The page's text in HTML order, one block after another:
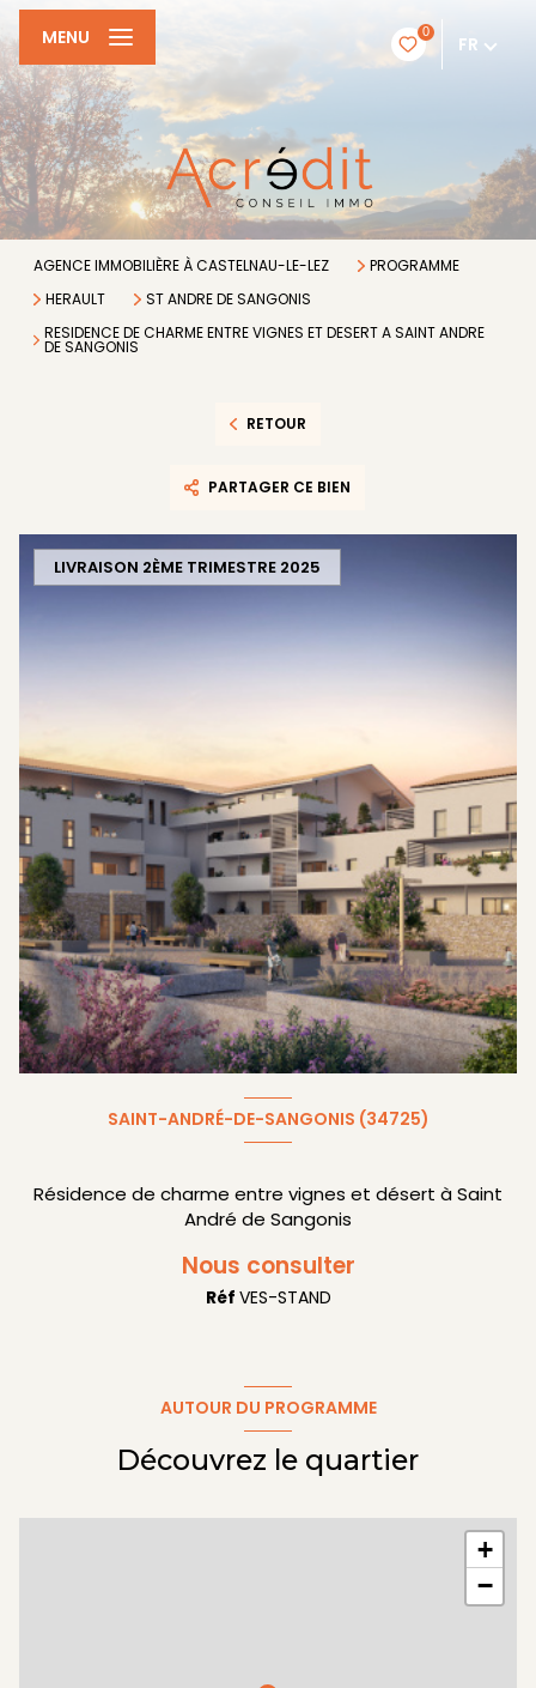
0
FR
MENU
AGENCE IMMOBILIÈRE À CASTELNAU-LE-LEZ
PROGRAMME
HERAULT
ST ANDRE DE SANGONIS
RESIDENCE DE CHARME ENTRE VIGNES ET DESERT A SAINT ANDRE
DE SANGONIS
RETOUR
PARTAGER CE BIEN
LIVRAISON 2ÈME TRIMESTRE 2025
SAINT-ANDRÉ-DE-SANGONIS (34725)
Résidence de charme entre vignes et désert à Saint
André de Sangonis
Nous consulter
Réf VES-STAND
AUTOUR DU PROGRAMME
Découvrez le quartier
+
−